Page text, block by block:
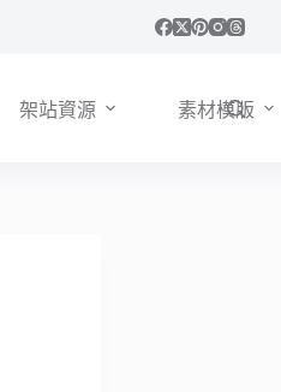
架站資源 素材模版